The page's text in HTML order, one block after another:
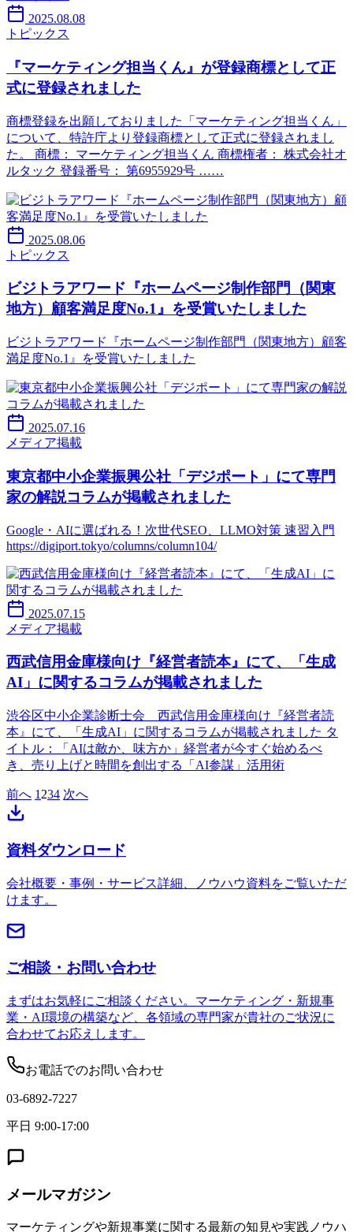
2025.08.08
トピックス
『マーケティング担当くん』が登録商標として正
式に登録されました
商標登録を出願しておりました「マーケティング担当くん」
について、特許庁より登録商標として正式に登録されまし
た。 商標： マーケティング担当くん 商標権者： 株式会社オ
ルタック 登録番号： 第6955929号 ……
2025.08.06
トピックス
ビジトラアワード『ホームページ制作部門（関東
地方）顧客満足度No.1』を受賞いたしました
ビジトラアワード『ホームページ制作部門（関東地方）顧客
満足度No.1』を受賞いたしました
2025.07.16
メディア掲載
東京都中小企業振興公社「デジポート」にて専門
家の解説コラムが掲載されました
Google・AIに選ばれる！次世代SEO、LLMO対策 速習入門
https://digiport.tokyo/columns/column104/
2025.07.15
メディア掲載
西武信用金庫様向け『経営者読本』にて、「生成
AI」に関するコラムが掲載されました
渋谷区中小企業診断士会 西武信用金庫様向け『経営者読
本』にて、「生成AI」に関するコラムが掲載されました タ
イトル：「AIは敵か、味方か」経営者が今すぐ始めるべ
き、売り上げと時間を創出する「AI参謀」活用術
前へ 1 234 次へ
資料ダウンロード
会社概要・事例・サービス詳細、ノウハウ資料をご覧いただ
けます。
ご相談・お問い合わせ
まずはお気軽にご相談ください。マーケティング・新規事
業・AI環境の構築など、各領域の専門家が貴社のご状況に
合わせてお応えします。
お電話でのお問い合わせ
03-6892-7227
平日 9:00-17:00
メールマガジン
マーケティングや新規事業に関する最新の知見や実践ノウハ